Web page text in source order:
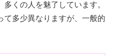
くの人を魅了しています。
て多少異なりますが、一般的